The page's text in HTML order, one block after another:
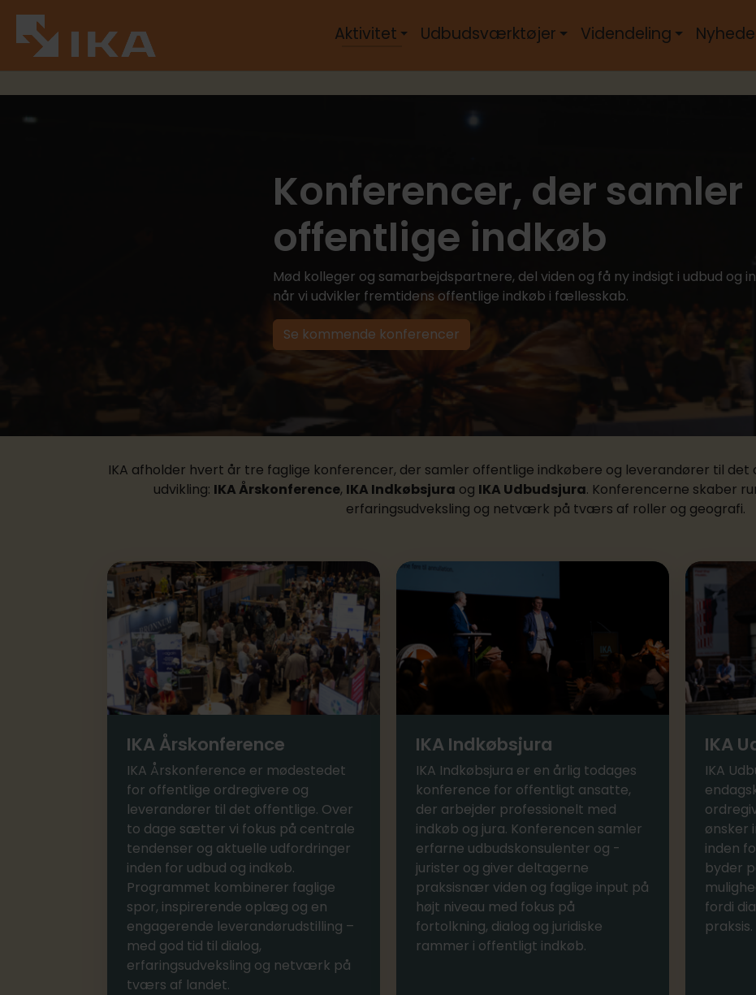
Aktivitet Udbudsværktøjer Videndeling
Konferencer, der samler
offentlige indkøb
Mød kolleger og samarbejdspartnere, del viden og få ny indsigt i udbud og
når vi udvikler fremtidens offentlige indkøb i fællesskab.
Se kommende konferencer
IKA afholder hvert år tre faglige konferencer, der samler offentlige indkøbere og leverandører til
udvikling: IKA Årskonference, IKA Indkøbsjura og IKA Udbudsjura. Konferencerne skaber
erfaringsudveksling og netværk på tværs af roller og geografi.
IKA Årskonference
IKA Årskonference er mødestedet
for offentlige ordregivere og
leverandører til det offentlige. Over
to dage sætter vi fokus på centrale
tendenser og aktuelle udfordringer
inden for udbud og indkøb.
Programmet kombinerer faglige
spor, inspirerende oplæg og en
engagerende leverandørudstilling –
med god tid til dialog,
erfaringsudveksling og netværk på
tværs af landet.
IKA Indkøbsjura
IKA Indkøbsjura er en årlig todages
konference for offentligt ansatte,
der arbejder professionelt med
indkøb og jura. Konferencen samler
erfarne udbudskonsulenter og -
jurister og giver deltagerne
praksisnær viden og faglige input på
højt niveau med fokus på
fortolkning, dialog og juridiske
rammer i offentligt indkøb.
IKA
IKA
ønsker
inden
byder
fordi
praksis.